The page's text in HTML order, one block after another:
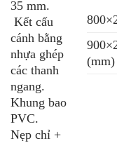
35 mm.
Kết cấu
cánh bằng
nhựa ghép
các thanh
ngang.
Khung bao
PVC.
Nẹp chỉ +
(mm)